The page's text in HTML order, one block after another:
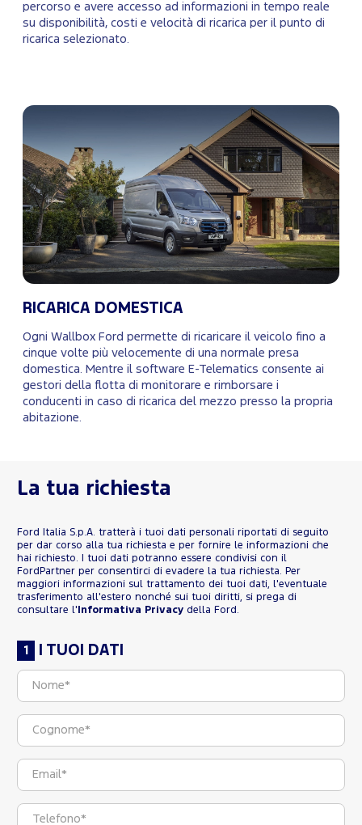
percorso e avere accesso ad informazioni in tempo reale
su disponibilità, costi e velocità di ricarica per il punto di
ricarica selezionato.
RICARICA DOMESTICA
Ogni Wallbox Ford permette di ricaricare il veicolo fino a
cinque volte più velocemente di una normale presa
domestica. Mentre il software E-Telematics consente ai
gestori della flotta di monitorare e rimborsare i
conducenti in caso di ricarica del mezzo presso la propria
abitazione.
La tua richiesta
Ford Italia S.p.A. tratterà i tuoi dati personali riportati di seguito
per dar corso alla tua richiesta e per fornire le informazioni che
hai richiesto. I tuoi dati potranno essere condivisi con il
FordPartner per consentirci di evadere la tua richiesta. Per
maggiori informazioni sul trattamento dei tuoi dati, l'eventuale
trasferimento all'estero nonché sui tuoi diritti, si prega di
consultare l' Informativa Privacy della Ford.
I TUOI DATI